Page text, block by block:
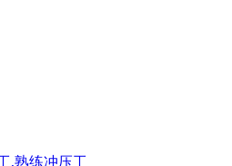
,熟练冲压工